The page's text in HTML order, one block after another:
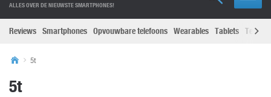
ALLES OVER DE NIEUWSTE SMARTPHONES!
Reviews Smartphones Opvouwbare telefoons Wearables Tablets
5t
5t